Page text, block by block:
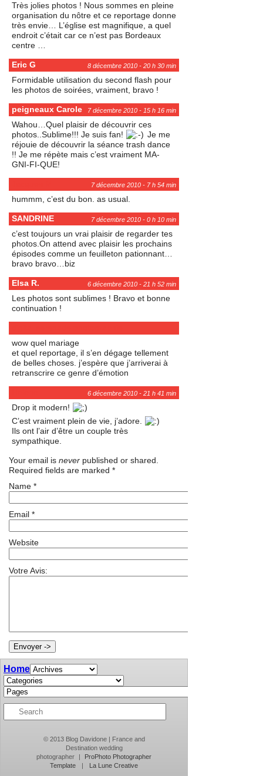
Très jolies photos ! Nous sommes en pleine
organisation du nôtre et ce reportage donne
très envie… L’église est magnifique, a quel
endroit c’était car ce n’est pas Bordeaux
centre …
Eric G 8 décembre 2010 - 20 h 30 min
Formidable utilisation du second flash pour
les photos de soirées, vraiment, bravo !
peigneaux Carole 7 décembre 2010 - 15 h 16 min
Wahou…Quel plaisir de découvrir ces
photos..Sublime!!! Je suis fan!
Je me
réjouie de découvrir la séance trash dance
!! Je me répète mais c’est vraiment MA-
GNI-FI-QUE!
7 décembre 2010 - 7 h 54 min
hummm, c’est du bon. as usual.
SANDRINE 7 décembre 2010 - 0 h 10 min
c’est toujours un vrai plaisir de regarder tes
photos.On attend avec plaisir les prochains
épisodes comme un feuilleton pationnant…
bravo bravo…biz
Elsa R. 6 décembre 2010 - 21 h 52 min
Les photos sont sublimes ! Bravo et bonne
continuation !
wow quel mariage
et quel reportage, il s’en dégage tellement
de belles choses. j’espère que j’arriverai à
retranscrire ce genre d’émotion
6 décembre 2010 - 21 h 41 min
Drop it modern!
C’est vraiment plein de vie, j’adore.
Ils ont l’air d’être un couple très
sympathique.
Your email is never published or shared.
Required fields are marked *
Name *
Email *
Website
Votre Avis:
Home
© 2013 Blog Davidone | France and
Destination wedding
photographer
ProPhoto Photographer
Template
La Lune Creative